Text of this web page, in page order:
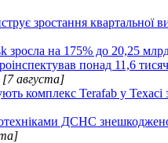
зростання квартальної
зросла на 175% до 20,25
понад 11,6
[7 августа]
комплекс Terafab у Техасі
ДСНС